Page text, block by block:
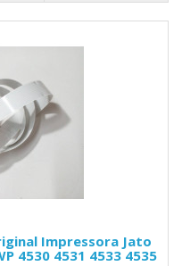
Impressora Jato
4530 4531 4533 4535